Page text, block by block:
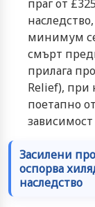
праг от
минимум
смърт
прилага
Relief), при
поетапно
Засилени
оспорва
наследство